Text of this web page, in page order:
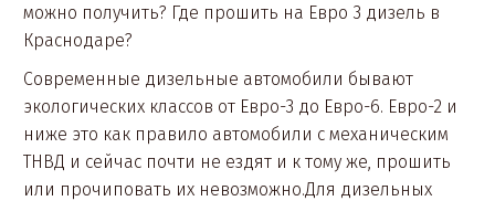
можно получить? Где прошить на Евро 3 дизель в
Краснодаре?
Современные дизельные автомобили бывают
экологических классов от Евро-3 до Евро-6. Евро-2 и
ниже это как правило автомобили с механическим
ТНВД и сейчас почти не ездят и к тому же, прошить
или прочиповать их невозможно.Для дизельных